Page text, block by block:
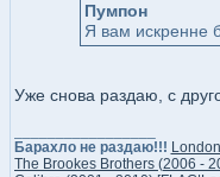
Пумпон
Я вам искренне
Уже снова раздаю, с
Барахло не раздаю!!!
The Brookes Brothers (2006 -